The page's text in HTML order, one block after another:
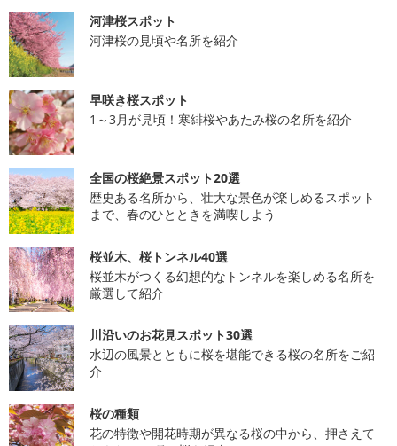
河津桜スポット
河津桜の見頃や名所を紹介
早咲き桜スポット
1～3月が見頃！寒緋桜やあたみ桜の名所を紹介
全国の桜絶景スポット20選
歴史ある名所から、壮大な景色が楽しめるスポット
まで、春のひとときを満喫しよう
桜並木、桜トンネル40選
桜並木がつくる幻想的なトンネルを楽しめる名所を
厳選して紹介
川沿いのお花見スポット30選
水辺の風景とともに桜を堪能できる桜の名所をご紹
介
桜の種類
花の特徴や開花時期が異なる桜の中から、押さえて